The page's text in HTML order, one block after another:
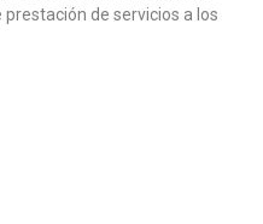
de servicios a los